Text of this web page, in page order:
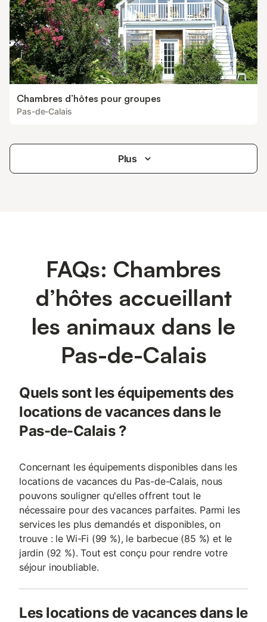
Chambres d’hôtes pour groupes
Pas-de-Calais
Plus
FAQs: Chambres
d’hôtes accueillant
les animaux dans le
Pas-de-Calais
Quels sont les équipements des
locations de vacances dans le
Pas-de-Calais ?
Concernant les équipements disponibles dans les
locations de vacances du Pas-de-Calais, nous
pouvons souligner qu'elles offrent tout le
nécessaire pour des vacances parfaites. Parmi les
services les plus demandés et disponibles, on
trouve : le Wi-Fi (99 %), le barbecue (85 %) et le
jardin (92 %). Tout est conçu pour rendre votre
séjour inoubliable.
Les locations de vacances dans le